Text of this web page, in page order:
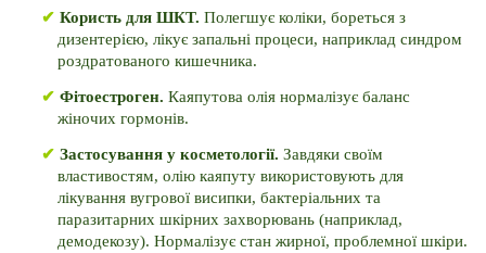
✔ Користь для ШКТ. Полегшує коліки, бореться з
дизентерією, лікує запальні процеси, наприклад синдром
роздратованого кишечника.
✔ Фітоестроген. Каяпутова олія нормалізує баланс
жіночих гормонів.
✔ Застосування у косметології. Завдяки своїм
властивостям, олію каяпуту використовують для
лікування вугрової висипки, бактеріальних та
паразитарних шкірних захворювань (наприклад,
демодекозу).